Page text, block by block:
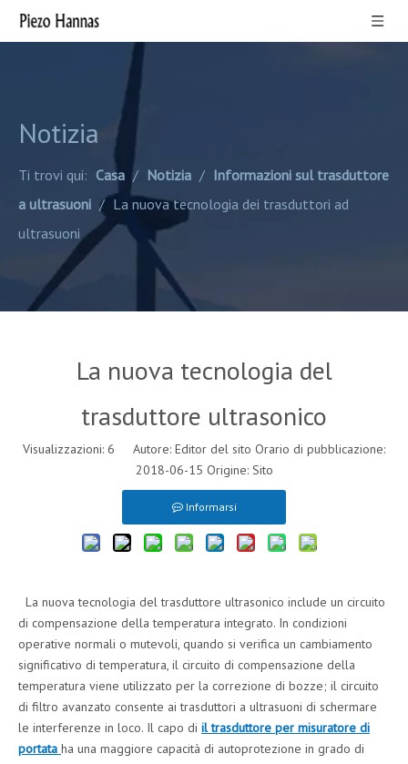
Notizia
Ti trovi qui: Casa / Notizia / Informazioni sul trasduttore
a ultrasuoni / La nuova tecnologia dei trasduttori ad
ultrasuoni
La nuova tecnologia del
trasduttore ultrasonico
Visualizzazioni: 6 Autore: Editor del sito Orario di pubblicazione:
2018-06-15 Origine: Sito
Informarsi
La nuova tecnologia del trasduttore ultrasonico include un circuito
di compensazione della temperatura integrato. In condizioni
operative normali o mutevoli, quando si verifica un cambiamento
significativo di temperatura, il circuito di compensazione della
temperatura viene utilizzato per la correzione di bozze; il circuito
di filtro avanzato consente ai trasduttori a ultrasuoni di schermare
le interferenze in loco. Il capo di il trasduttore per misuratore di
portata ha una maggiore capacità di autoprotezione in grado di